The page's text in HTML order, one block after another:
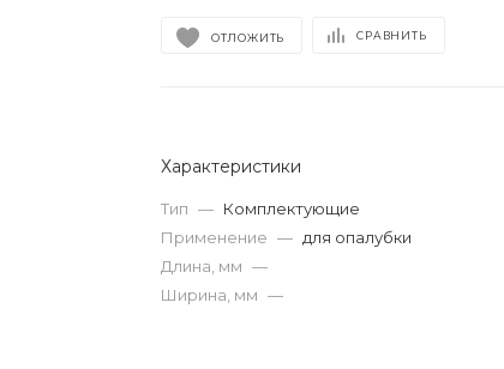
ОТЛОЖИТЬ СРАВНИТЬ
Характеристики
Тип — Комплектующие
Применение — для опалубки
Длина, мм —
Ширина, мм —